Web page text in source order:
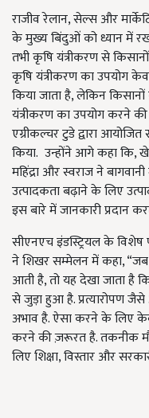
राजीव रेलान, सेल्स और
के मुख्य बिंदुओं को ध्यान में
तभी कृषि यंत्रीकरण से
कृषि यंत्रीकरण का उपयोग
किया जाता है, लेकिन
यंत्रीकरण का उपयोग करने
एग्रीकल्चर टुडे द्वारा
किया. उन्होंने आगे कहा कि,
महिंद्रा और स्वराज ने
उत्पादकता बढ़ाने के लिए
इस बारे में जानकारी प्रदान
सीएनएच इंडस्ट्रियल के
ने शिखर सम्मेलन में कहा, “जब
आती है, तो यह देखा जाता है
से जुड़ा हुआ है. प्रत्यारोपण जैसे
अभाव है. ऐसा करने के लिए
करने की ज़रूरत है. तकनीक
लिए शिक्षा, विस्तार और